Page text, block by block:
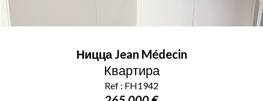
НиццаJean Médecin
Квартира
Ref : FH1942